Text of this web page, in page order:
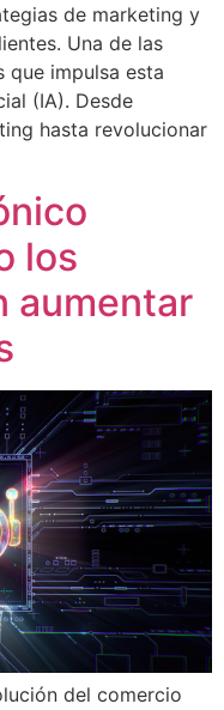
de marketing y
Una de las
que impulsa esta
(IA). Desde
hasta revolucionar
los
aumentar
del comercio